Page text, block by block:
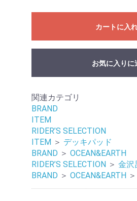
カートに入
お気に入りに
関連カテゴリ
BRAND
ITEM
RIDER’S SELECTION
ITEM ＞ デッキパッド
BRAND ＞ OCEAN&EARTH
RIDER’S SELECTION ＞ 金沢
BRAND ＞ OCEAN&EARTH ＞